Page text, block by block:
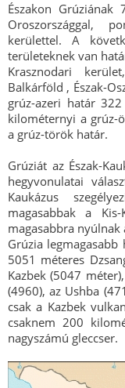
Északon
Oroszországgal,
kerülettel. A
területeknek van
Krasznodari
Balkárföld , Észak-
grúz-azeri határ
kilométernyi a grúz-
a grúz-török határ.
Grúziát az Észak-
hegyvonulatai
Kaukázus
magasabbak a
magasabbra nyúlnak
Grúzia
5051 méteres
Kazbek (5047
(4960), az Ushba
csak a Kazbek
csaknem 200
nagyszámú gleccser.